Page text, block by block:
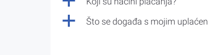
a Što se događa s mojim